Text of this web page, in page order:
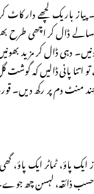
باریک لچھے دار کاٹ
مسالے ڈال کر اچھی
دہی ڈال کر مزید
اتنا پانی ڈالیں کہ
منٹ دم پر رکھ دیں۔
ایک پاؤ، ٹماٹر ایک پاؤ،
ذائقہ، لہسن چھ